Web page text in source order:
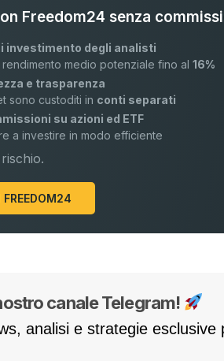
Freedom24 senza
investimento degli analisti
rendimento medio potenziale fino al16%
e trasparenza
sono custoditi in conti separati
su azioni ed ETF
a investire in modo efficiente
FREEDOM24
canale Telegram!
analisi e strategie esclusive